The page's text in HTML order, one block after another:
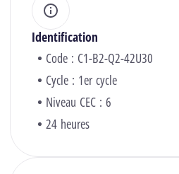
Identification
Code : C1-B2-Q2-42U30
Cycle : 1er cycle
Niveau CEC : 6
24 heures